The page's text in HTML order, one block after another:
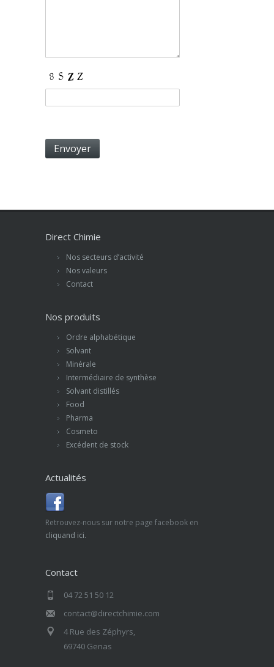
Direct Chimie
Nos secteurs d’activité
Nos valeurs
Contact
Nos produits
Ordre alphabétique
Solvant
Minérale
Intermédiaire de synthèse
Solvant distillés
Food
Pharma
Cosmeto
Excédent de stock
Actualités
Retrouvez-nous sur notre page facebook en
cliquand ici.
Contact
04 72 51 50 12
contact@directchimie.com
4 Rue des Zéphyrs,
69740 Genas